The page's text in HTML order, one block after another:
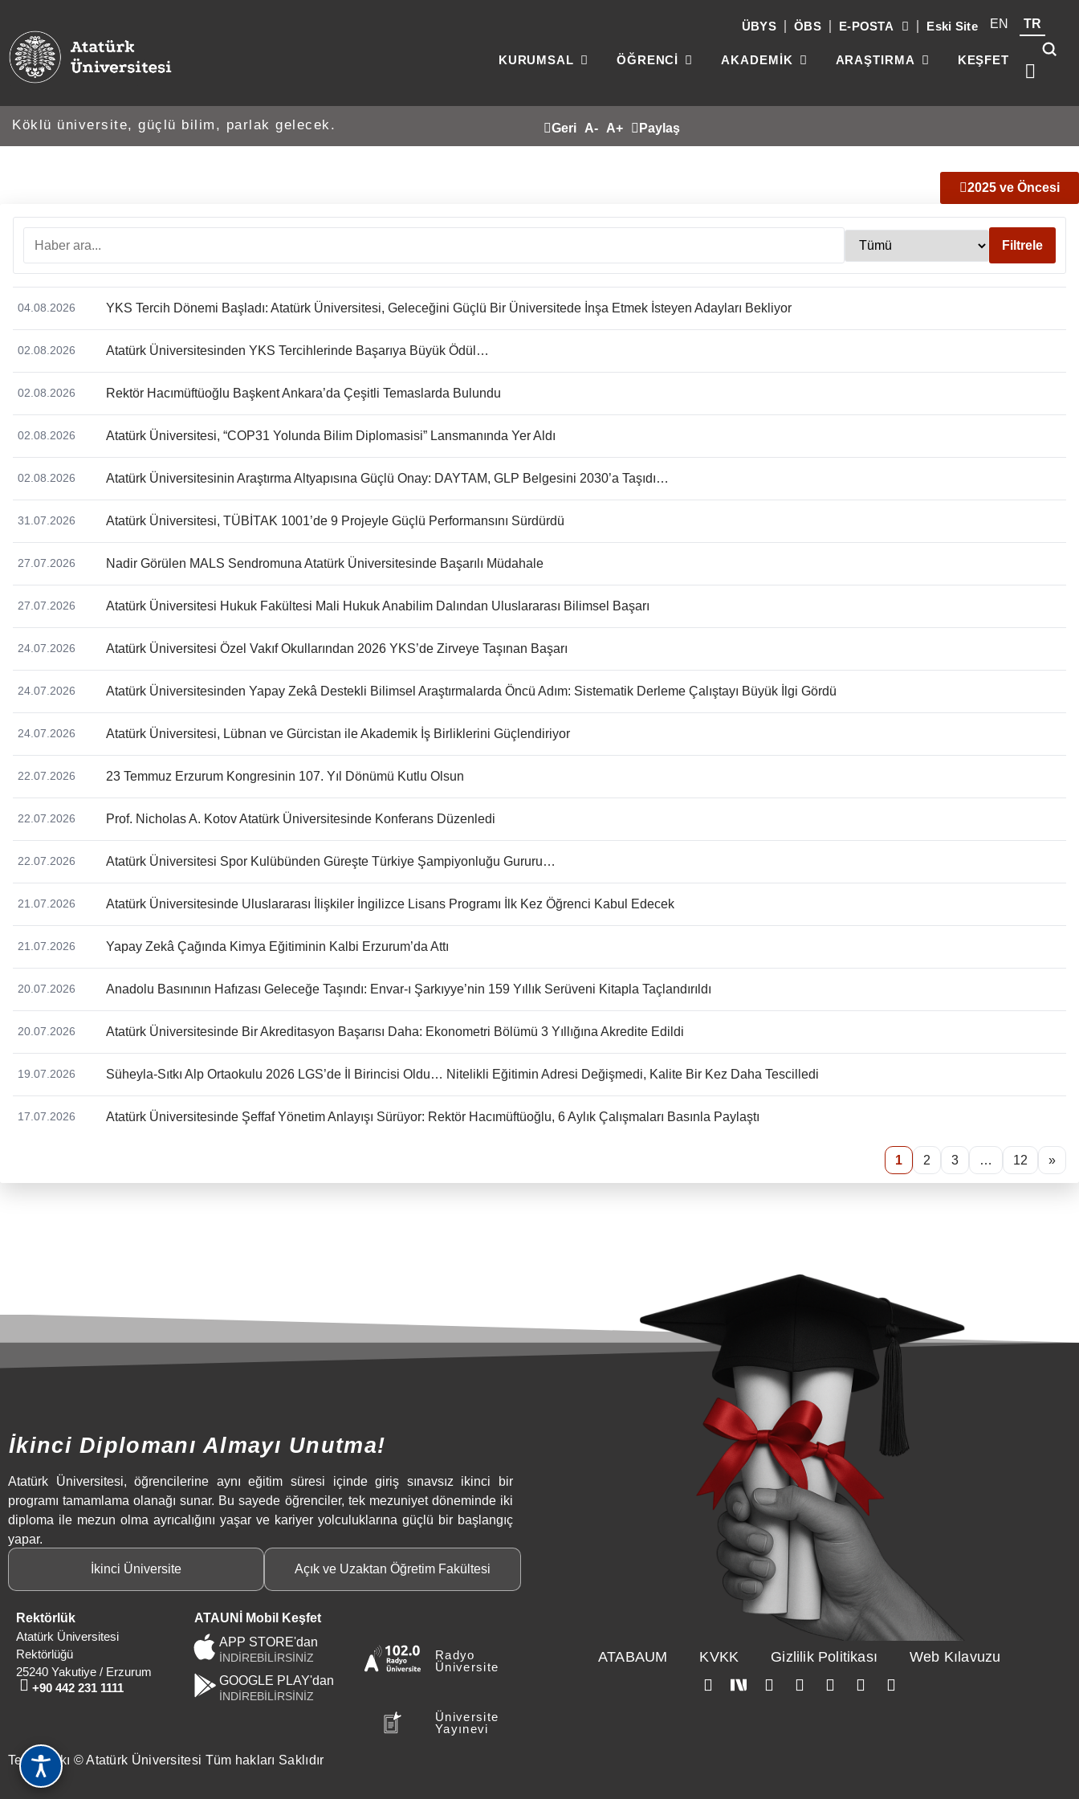
ÜBYS ÖBS E-POSTA Eski Site EN TR
KURUMSAL ÖĞRENCİ AKADEMİK ARAŞTIRMA KEŞFET
Köklü üniversite, güçlü bilim, parlak gelecek. Geri A- A+ Paylaş
2025 ve Öncesi
Filtrele
04.08.2026 YKS Tercih Dönemi Başladı: Atatürk Üniversitesi, Geleceğini Güçlü Bir Üniversitede İnşa Etmek İsteyen Adayları Bekliyor
02.08.2026 Atatürk Üniversitesinden YKS Tercihlerinde Başarıya Büyük Ödül…
02.08.2026 Rektör Hacımüftüoğlu Başkent Ankara’da Çeşitli Temaslarda Bulundu
02.08.2026 Atatürk Üniversitesi, “COP31 Yolunda Bilim Diplomasisi” Lansmanında Yer Aldı
02.08.2026 Atatürk Üniversitesinin Araştırma Altyapısına Güçlü Onay: DAYTAM, GLP Belgesini 2030’a Taşıdı…
31.07.2026 Atatürk Üniversitesi, TÜBİTAK 1001’de 9 Projeyle Güçlü Performansını Sürdürdü
27.07.2026 Nadir Görülen MALS Sendromuna Atatürk Üniversitesinde Başarılı Müdahale
27.07.2026 Atatürk Üniversitesi Hukuk Fakültesi Mali Hukuk Anabilim Dalından Uluslararası Bilimsel Başarı
24.07.2026 Atatürk Üniversitesi Özel Vakıf Okullarından 2026 YKS’de Zirveye Taşınan Başarı
24.07.2026 Atatürk Üniversitesinden Yapay Zekâ Destekli Bilimsel Araştırmalarda Öncü Adım: Sistematik Derleme Çalıştayı Büyük İlgi Gördü
24.07.2026 Atatürk Üniversitesi, Lübnan ve Gürcistan ile Akademik İş Birliklerini Güçlendiriyor
22.07.2026 23 Temmuz Erzurum Kongresinin 107. Yıl Dönümü Kutlu Olsun
22.07.2026 Prof. Nicholas A. Kotov Atatürk Üniversitesinde Konferans Düzenledi
22.07.2026 Atatürk Üniversitesi Spor Kulübünden Güreşte Türkiye Şampiyonluğu Gururu…
21.07.2026 Atatürk Üniversitesinde Uluslararası İlişkiler İngilizce Lisans Programı İlk Kez Öğrenci Kabul Edecek
21.07.2026 Yapay Zekâ Çağında Kimya Eğitiminin Kalbi Erzurum’da Attı
20.07.2026 Anadolu Basınının Hafızası Geleceğe Taşındı: Envar-ı Şarkıyye’nin 159 Yıllık Serüveni Kitapla Taçlandırıldı
20.07.2026 Atatürk Üniversitesinde Bir Akreditasyon Başarısı Daha: Ekonometri Bölümü 3 Yıllığına Akredite Edildi
19.07.2026 Süheyla-Sıtkı Alp Ortaokulu 2026 LGS’de İl Birincisi Oldu… Nitelikli Eğitimin Adresi Değişmedi, Kalite Bir Kez Daha Tescilledi
17.07.2026 Atatürk Üniversitesinde Şeffaf Yönetim Anlayışı Sürüyor: Rektör Hacımüftüoğlu, 6 Aylık Çalışmaları Basınla Paylaştı
1 2 3 … 12 »
İkinci Diplomanı Almayı Unutma!
Atatürk Üniversitesi, öğrencilerine aynı eğitim süresi içinde giriş sınavsız ikinci bir
programı tamamlama olanağı sunar. Bu sayede öğrenciler, tek mezuniyet döneminde iki
diploma ile mezun olma ayrıcalığını yaşar ve kariyer yolculuklarına güçlü bir başlangıç
yapar.
İkinci Üniversite Açık ve Uzaktan Öğretim Fakültesi
Rektörlük
Atatürk Üniversitesi
Rektörlüğü
25240 Yakutiye / Erzurum
+90 442 231 1111
ATAUNİ Mobil Keşfet
APP STORE'dan
İNDİREBİLİRSİNİZ
GOOGLE PLAY'dan
İNDİREBİLİRSİNİZ
Radyo
Üniversite
Üniversite
Yayınevi
Telif Hakkı © Atatürk Üniversitesi Tüm hakları Saklıdır
ATABAUM KVKK Gizlilik Politikası Web Kılavuzu